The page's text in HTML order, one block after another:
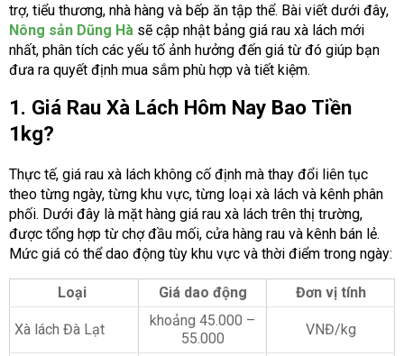
trợ, tiểu thương, nhà hàng và bếp ăn tập thể. Bài viết dưới đây,
Nông sản Dũng Hà sẽ cập nhật bảng giá rau xà lách mới
nhất, phân tích các yếu tố ảnh hưởng đến giá từ đó giúp bạn
đưa ra quyết định mua sắm phù hợp và tiết kiệm.
1. Giá Rau Xà Lách Hôm Nay Bao Tiền
1kg?
Thực tế, giá rau xà lách không cố định mà thay đổi liên tục
theo từng ngày, từng khu vực, từng loại xà lách và kênh phân
phối. Dưới đây là mặt hàng giá rau xà lách trên thị trường,
được tổng hợp từ chợ đầu mối, cửa hàng rau và kênh bán lẻ.
Mức giá có thể dao động tùy khu vực và thời điểm trong ngày:
Loại Giá dao động Đơn vị tính
Xà lách Đà Lạt
khoảng 45.000 –
55.000
VNĐ/kg